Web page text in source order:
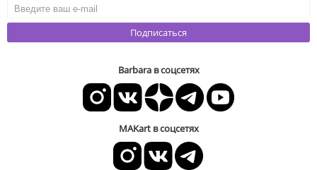
Подписаться
Barbara в соцсетях
MAKart в соцсетях